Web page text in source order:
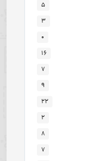
۵
۳
۰
۱۶
۷
۹
۲۲
۲
۸
۷